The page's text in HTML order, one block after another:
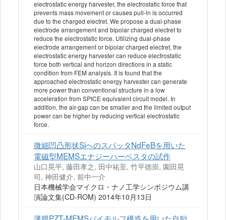
electrostatic energy harvester, the electrostatic force that
prevents mass movement or causes pull-in is occurred
due to the charged electret. We propose a dual-phase
electrode arrangement and bipolar charged electret to
reduce the electrostatic force. Utilizing dual-phase
electrode arrangement or bipolar charged electret, the
electrostatic energy harvester can reduce electrostatic
force both vertical and horizon directions in a static
condition from FEM analysis. It is found that the
approached electrostatic energy harvester can generate
more power than conventional structure in a low
acceleration from SPICE equivalent circuit model. In
addition, the air-gap can be smaller and the limited output
power can be higher by reducing vertical electrostatic
force.
微細凹凸形状SiへのスパッタNdFeBを用いた
電磁型MEMSエナジーハーベスタの試作
山口晃平, 藤田孝之, 田中祐至, 竹平徳崇, 園田晃
司, 神田健介, 前中一介
日本機械学会マイクロ・ナノ工学シンポジウム講
演論文集(CD-ROM) 2014年10月13日